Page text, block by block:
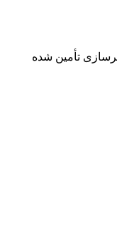
سوی وزارت راه و شهرسازی تأمین شده